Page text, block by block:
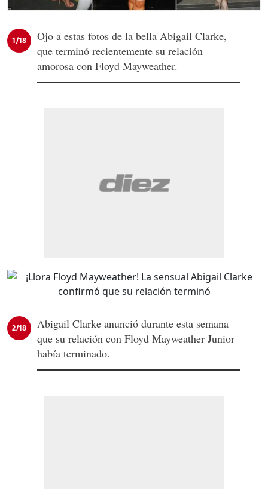
1/18
Ojo a estas fotos de la bella Abigail Clarke,
que terminó recientemente su relación
amorosa con Floyd Mayweather.
2/18
Abigail Clarke anunció durante esta semana
que su relación con Floyd Mayweather Junior
había terminado.